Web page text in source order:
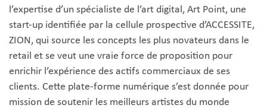
l’expertise d’un spécialiste de l’art digital, Art Point, une
start-up identifiée par la cellule prospective d’ACCESSITE,
ZION, qui source les concepts les plus novateurs dans le
retail et se veut une vraie force de proposition pour
enrichir l’expérience des actifs commerciaux de ses
clients. Cette plate-forme numérique s’est donnée pour
mission de soutenir les meilleurs artistes du monde